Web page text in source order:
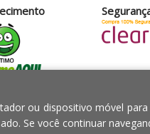
555ou dispositivo móvel para
Se você continuar